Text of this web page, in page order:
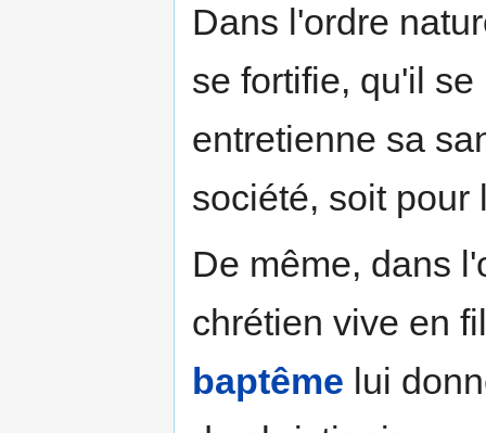
Dans l'ordre
se fortifie, qu'il
entretienne sa
société, soit pour
De même, dans
chrétien vive en
baptême lui